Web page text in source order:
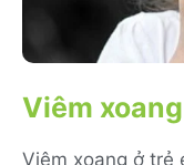
Viêm
Viêm xoang ở trẻ